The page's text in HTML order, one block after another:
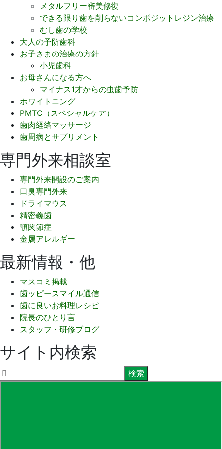
メタルフリー審美修復
できる限り歯を削らないコンポジットレジン治療
むし歯の学校
大人の予防歯科
お子さまの治療の方針
小児歯科
お母さんになる方へ
マイナス1才からの虫歯予防
ホワイトニング
PMTC（スペシャルケア）
歯肉経絡マッサージ
歯周病とサプリメント
専門外来相談室
専門外来開設のご案内
口臭専門外来
ドライマウス
精密義歯
顎関節症
金属アレルギー
最新情報・他
マスコミ掲載
歯ッピースマイル通信
歯に良いお料理レシピ
院長のひとり言
スタッフ・研修ブログ
サイト内検索